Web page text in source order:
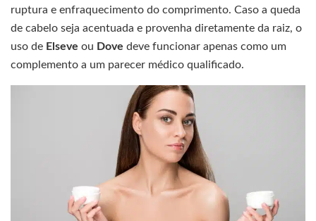
ruptura e enfraquecimento do comprimento. Caso a queda
de cabelo seja acentuada e provenha diretamente da raiz, o
uso de Elseve ou Dove deve funcionar apenas como um
complemento a um parecer médico qualificado.